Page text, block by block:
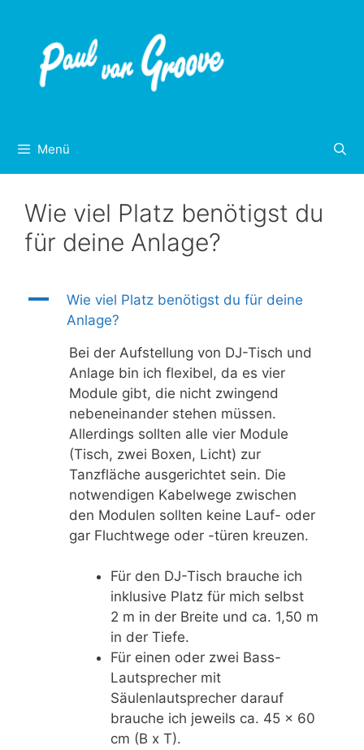
springen
Menü
Wie viel Platz benötigst du
für deine Anlage?
A
Wie viel Platz benötigst du für deine
Anlage?
Bei der Aufstellung von DJ-Tisch und
Anlage bin ich flexibel, da es vier
Module gibt, die nicht zwingend
nebeneinander stehen müssen.
Allerdings sollten alle vier Module
(Tisch, zwei Boxen, Licht) zur
Tanzfläche ausgerichtet sein. Die
notwendigen Kabelwege zwischen
den Modulen sollten keine Lauf- oder
gar Fluchtwege oder -türen kreuzen.
Für den DJ-Tisch brauche ich
inklusive Platz für mich selbst
2 m in der Breite und ca. 1,50 m
in der Tiefe.
Für einen oder zwei Bass-
Lautsprecher mit
Säulenlautsprecher darauf
brauche ich jeweils ca. 45 x 60
cm (B x T).